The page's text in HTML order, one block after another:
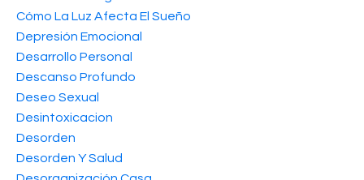
Cómo La Luz Afecta El Sueño
Depresión Emocional
Desarrollo Personal
Descanso Profundo
Deseo Sexual
Desintoxicacion
Desorden
Desorden Y Salud